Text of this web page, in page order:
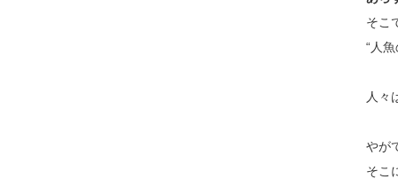
そこ
“人
人々
やが
そこ